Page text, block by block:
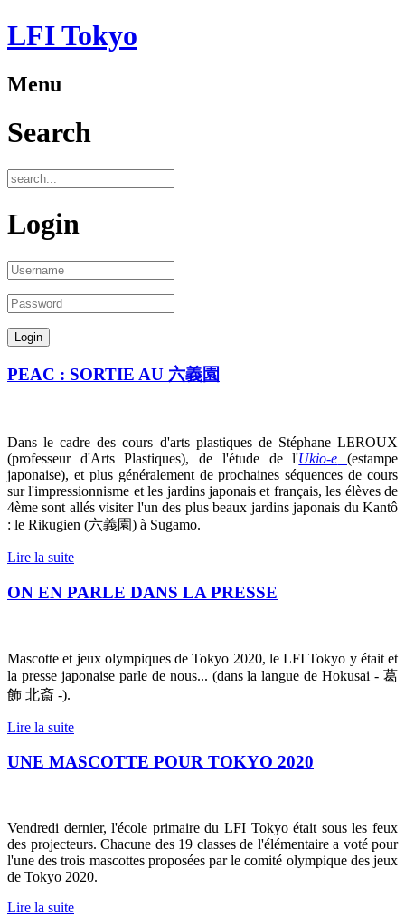
LFI Tokyo
Menu
Search
Login
PEAC : SORTIE AU 六義園
Dans le cadre des cours d'arts plastiques de Stéphane LEROUX
(professeur d'Arts Plastiques), de l'étude de l'Ukio-e
(estampe
japonaise), et plus généralement de prochaines séquences de cours
sur l'impressionnisme et les jardins japonais et français, les élèves de
4ème sont allés visiter l'un des plus beaux jardins japonais du Kantô
: le Rikugien (六義園) à Sugamo.
Lire la suite
ON EN PARLE DANS LA PRESSE
Mascotte et jeux olympiques de Tokyo 2020, le LFI Tokyo y était et
la presse japonaise parle de nous... (dans la langue de Hokusai - 葛
飾 北斎 -).
Lire la suite
UNE MASCOTTE POUR TOKYO 2020
Vendredi dernier, l'école primaire du LFI Tokyo était sous les feux
des projecteurs. Chacune des 19 classes de l'élémentaire a voté pour
l'une des trois mascottes proposées par le comité olympique des jeux
de Tokyo 2020.
Lire la suite